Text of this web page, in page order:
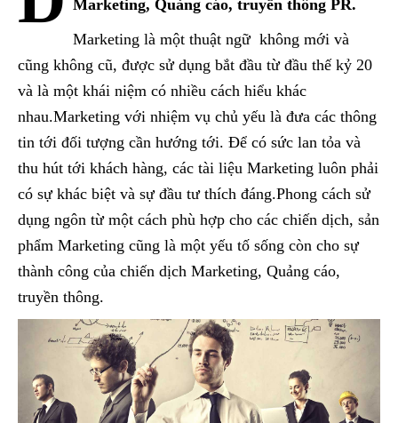
Marketing, Quảng cáo, truyền thông PR.
Marketing là một thuật ngữ không mới và
cũng không cũ, được sử dụng bắt đầu từ đầu thế kỷ 20
và là một khái niệm có nhiều cách hiểu khác
nhau.Marketing với nhiệm vụ chủ yếu là đưa các thông
tin tới đối tượng cần hướng tới. Để có sức lan tỏa và
thu hút tới khách hàng, các tài liệu Marketing luôn phải
có sự khác biệt và sự đầu tư thích đáng.Phong cách sử
dụng ngôn từ một cách phù hợp cho các chiến dịch, sản
phẩm Marketing cũng là một yếu tố sống còn cho sự
thành công của chiến dịch Marketing, Quảng cáo,
truyền thông.